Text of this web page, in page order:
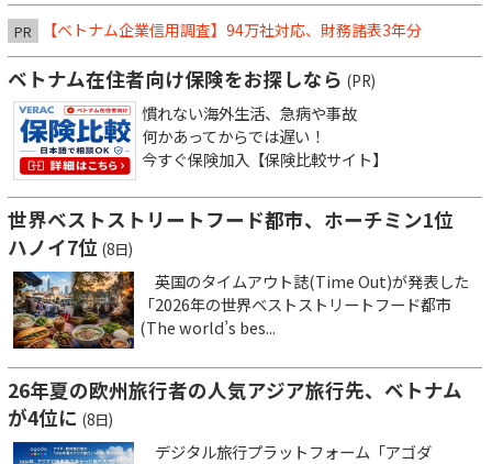
PR 【ベトナム企業信用調査】94万社対応、財務諸表3年分
ベトナム在住者向け保険をお探しなら (PR)
慣れない海外生活、急病や事故
何かあってからでは遅い！
今すぐ保険加入【保険比較サイト】
世界ベストストリートフード都市、ホーチミン1位
ハノイ7位 (8日)
英国のタイムアウト誌(Time Out)が発表した
「2026年の世界ベストストリートフード都市
(The world’s bes...
26年夏の欧州旅行者の人気アジア旅行先、ベトナム
が4位に (8日)
デジタル旅行プラットフォーム「アゴダ